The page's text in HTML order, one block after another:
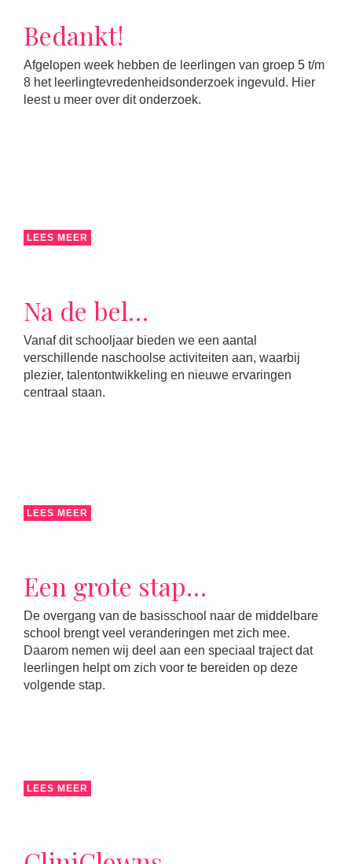
Bedankt!
Afgelopen week hebben de leerlingen van groep 5 t/m
8 het leerlingtevredenheidsonderzoek ingevuld. Hier
leest u meer over dit onderzoek.
LEES MEER
Na de bel…
Vanaf dit schooljaar bieden we een aantal
verschillende naschoolse activiteiten aan, waarbij
plezier, talentontwikkeling en nieuwe ervaringen
centraal staan.
LEES MEER
Een grote stap…
De overgang van de basisschool naar de middelbare
school brengt veel veranderingen met zich mee.
Daarom nemen wij deel aan een speciaal traject dat
leerlingen helpt om zich voor te bereiden op deze
volgende stap.
LEES MEER